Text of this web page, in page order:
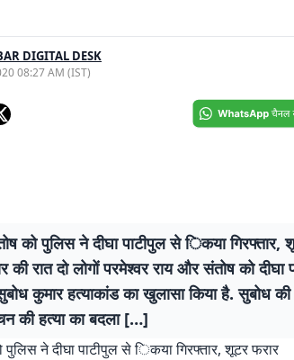
DIGITAL DESK
08:27 AM (IST)
को पुलिस ने दीघा पाटीपुल से िकया गिरफ्तार,
की रात दो लोगों परमेश्वर राय और संतोष को दीघा
कुमार हत्याकांड का खुलासा किया है. सुबोध
की हत्या का बदला […]
ने दीघा पाटीपुल से िकया गिरफ्तार, शूटर फरार